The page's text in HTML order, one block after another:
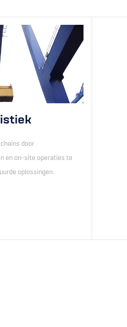
door
en on-site operaties te
oplossingen.